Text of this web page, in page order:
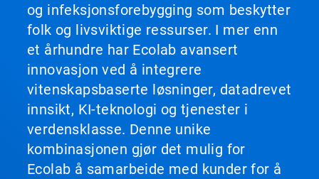
og infeksjonsforebygging som beskytter
folk og livsviktige ressurser. I mer enn
et århundre har Ecolab avansert
innovasjon ved å integrere
vitenskapsbaserte løsninger, datadrevet
innsikt, KI-teknologi og tjenester i
verdensklasse. Denne unike
kombinasjonen gjør det mulig for
Ecolab å samarbeide med kunder for å